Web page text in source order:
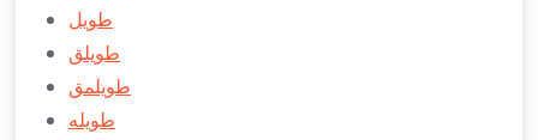
طویل
طویلق
طویلمق
طویله